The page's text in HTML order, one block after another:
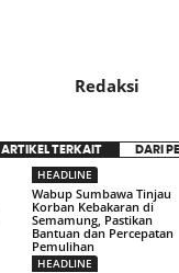
Redaksi
ARTIKEL TERKAIT DARI
HEADLINE
Wabup Sumbawa Tinjau
Korban Kebakaran di
Semamung, Pastikan
Bantuan dan Percepatan
Pemulihan
HEADLINE